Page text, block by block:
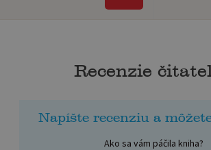
Recenzie
Napíšte recenziu a
Ako sa vám páčila kniha?